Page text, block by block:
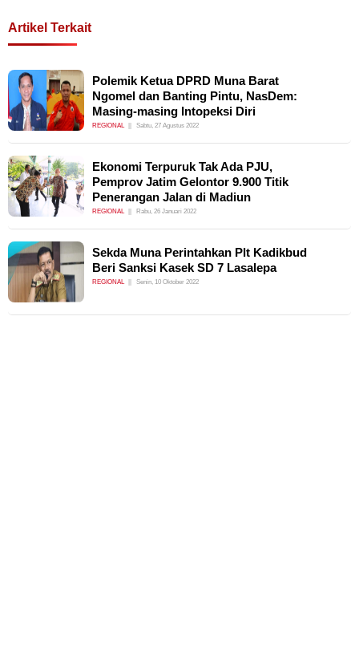
Artikel Terkait
Polemik Ketua DPRD Muna Barat
Ngomel dan Banting Pintu, NasDem:
Masing-masing Intopeksi Diri
REGIONAL Sabtu, 27 Agustus 2022
Ekonomi Terpuruk Tak Ada PJU,
Pemprov Jatim Gelontor 9.900 Titik
Penerangan Jalan di Madiun
REGIONAL Rabu, 26 Januari 2022
Sekda Muna Perintahkan Plt Kadikbud
Beri Sanksi Kasek SD 7 Lasalepa
REGIONAL Senin, 10 Oktober 2022